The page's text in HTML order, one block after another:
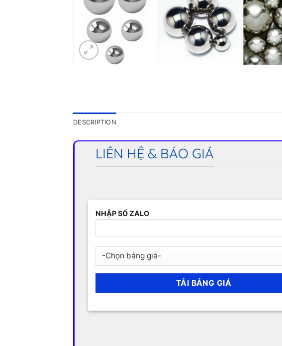
DESCRIPTION
LIÊN HỆ & BÁO GIÁ
NHẬP SỐ ZALO